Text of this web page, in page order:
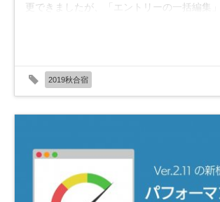
更できましたが、「エントリーの一括編集
2019秋合宿